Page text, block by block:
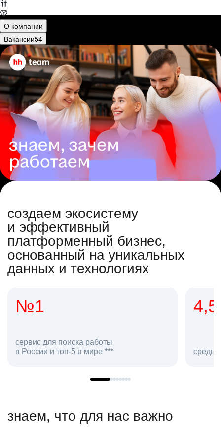
О компании
Вакансии54
создаем экосистему
и эффективный
платформенный бизнес,
основанный на уникальных
данных и технологиях
№1
сервис для поиска работы
в России и топ-5 в мире ***
4,5
знаем, что для нас важно